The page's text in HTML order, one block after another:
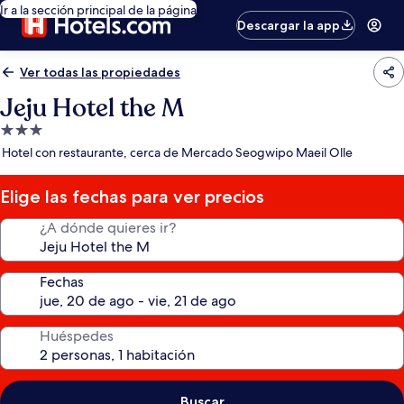
Ir a la sección principal de la página
Descargar la app
Ver todas las propiedades
Jeju Hotel the M
Propiedad
de
estrellas
Hotel con restaurante, cerca de Mercado Seogwipo Maeil Olle
Elige las fechas para ver precios
¿A dónde quieres ir?
Fechas
Huéspedes